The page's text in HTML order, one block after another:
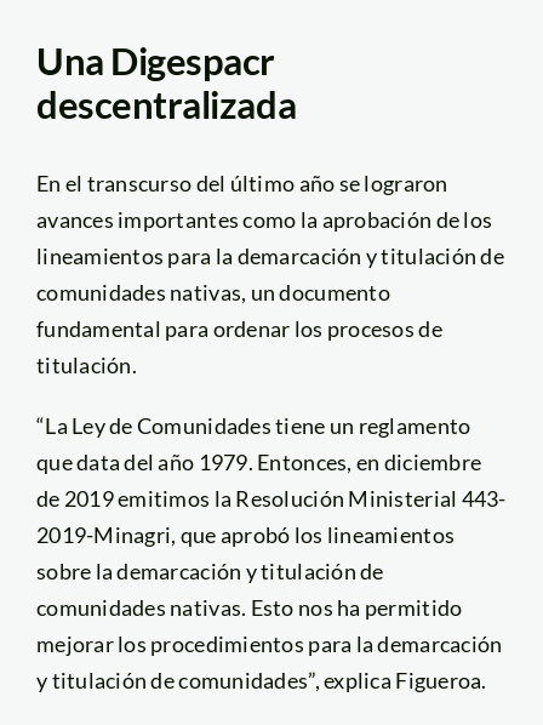
Una Digespacr
descentralizada
En el transcurso del último año se lograron
avances importantes como la aprobación de los
lineamientos para la demarcación y titulación de
comunidades nativas, un documento
fundamental para ordenar los procesos de
titulación.
“La Ley de Comunidades tiene un reglamento
que data del año 1979. Entonces, en diciembre
de 2019 emitimos la Resolución Ministerial 443-
2019-Minagri, que aprobó los lineamientos
sobre la demarcación y titulación de
comunidades nativas. Esto nos ha permitido
mejorar los procedimientos para la demarcación
y titulación de comunidades”, explica Figueroa.